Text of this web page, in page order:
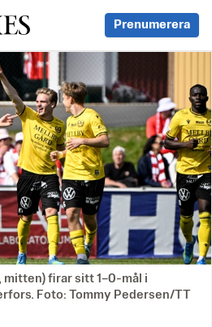
Prenumerera
mitten) firar sitt 1–0-mål i
Foto: Tommy Pedersen/TT